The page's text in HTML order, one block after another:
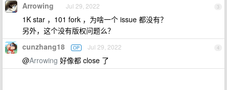
3
Arrowing Jul 29, 2022
1K star ，101 fork ，为啥一个 issue 都没有？
另外，这个没有版权问题么？
4
cunzhang18 OP Jul 29, 2022
@Arrowing 好像都 close 了